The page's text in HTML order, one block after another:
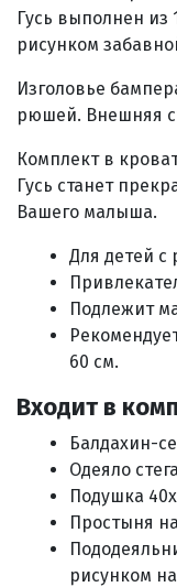
Гусь выполнен из
рисунком
Изголовье
рюшей. Внешняя
Комплект в
Гусь станет
Вашего малыша.
Для детей с
Подлежит
60 см.
Входит в
Балдахин-
Одеяло
Подушка
Простыня
рисунком